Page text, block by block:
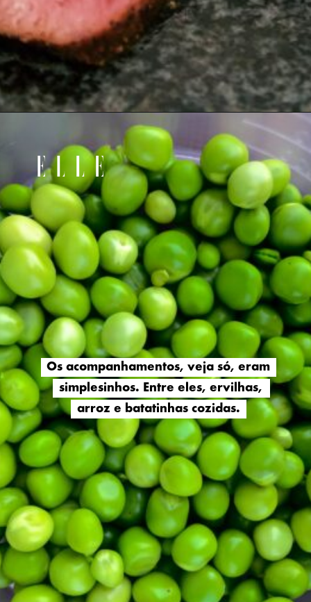
Os acompanhamentos, veja só, eram
simplesinhos. Entre eles, ervilhas,
arroz e batatinhas cozidas.
Os acompanhamentos, veja só, eram
simplesinhos. Entre eles, ervilhas,
arroz e batatinhas cozidas.